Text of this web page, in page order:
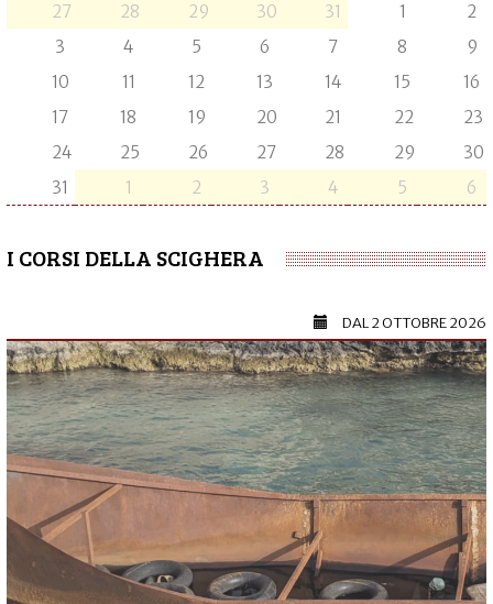
27 28 29 30 31 1
2
3
4 5 6 7 8
9
10
11 12 13 14 15
16
17
18 19 20 21 22
23
24
25 26 27 28 29
30
31
1 2 3 4 5 6
I CORSI DELLA SCIGHERA
DAL2 OTTOBRE 2026